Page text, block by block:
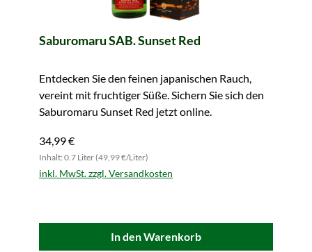
Saburomaru SAB. Sunset Red
Entdecken Sie den feinen japanischen Rauch,
vereint mit fruchtiger Süße. Sichern Sie sich den
Saburomaru Sunset Red jetzt online.
34,99 €
Inhalt: 0.7 Liter (49,99 €/Liter)
inkl. MwSt. zzgl. Versandkosten
In den Warenkorb